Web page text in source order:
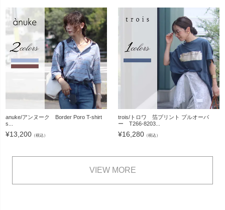
anuke/アンヌーク Border Poro T-shirt
s...
¥13,200 （税込）
trois/トロワ 箔プリント プルオーバ
ー T266-8203...
¥16,280 （税込）
VIEW MORE